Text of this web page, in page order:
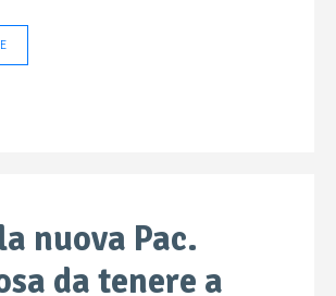
nuova Pac.
da tenere a